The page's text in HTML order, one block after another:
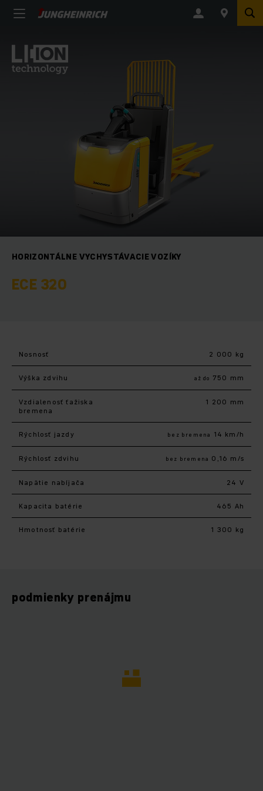
HORIZONTÁLNE VYCHYSTÁVACIE VOZÍKY
ECE 320
Nosnosť 2 000 kg
Výška zdvihu až do 750 mm
Vzdialenosť ťažiska
bremena
1 200 mm
Rýchlosť jazdy bez bremena 14 km/h
Rýchlosť zdvihu bez bremena 0,16 m/s
Napätie nabíjača 24 V
Kapacita batérie 465 Ah
Hmotnosť batérie 1 300 kg
podmienky prenájmu